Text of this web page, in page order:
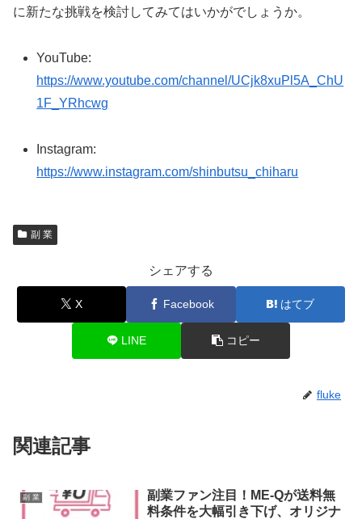
に新たな挑戦を検討してみてはいかがでしょうか。
YouTube:
https://www.youtube.com/channel/UCjk8xuPl5A_ChU
1F_YRhcwg
Instagram:
https://www.instagram.com/shinbutsu_chiharu
副 業
シェアする
X Facebook はてブ
LINE コピー
fluke
関連記事
副 業
副業ファン注目！ME-Qが送料無
料条件を大幅引き下げ、オリジナ